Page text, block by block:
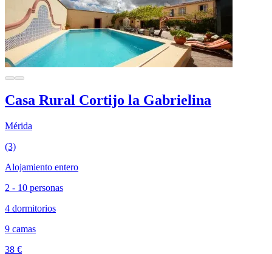
Casa Rural Cortijo la Gabrielina
Mérida
(3)
Alojamiento entero
2 - 10 personas
4 dormitorios
9 camas
38 €